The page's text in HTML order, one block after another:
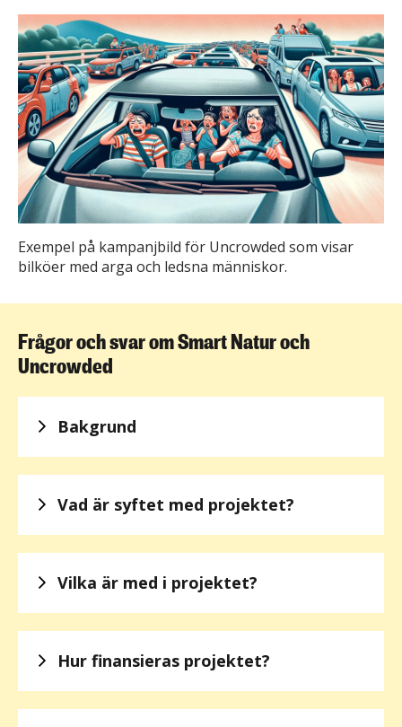
Exempel på kampanjbild för Uncrowded som visar
bilköer med arga och ledsna människor.
Frågor och svar om Smart Natur och
Uncrowded
Bakgrund
Vad är syftet med projektet?
Vilka är med i projektet?
Hur finansieras projektet?